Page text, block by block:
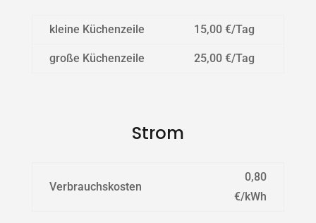
kleine Küchenzeile 15,00 €/Tag
große Küchenzeile 25,00 €/Tag
Strom
Verbrauchskosten
0,80
€/kWh